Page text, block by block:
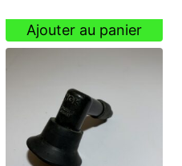
initial
était :
actuel
est :
Ajouter au panier